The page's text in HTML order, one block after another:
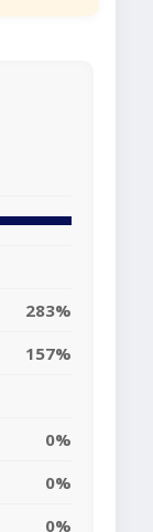
283%
157%
0%
0%
0%